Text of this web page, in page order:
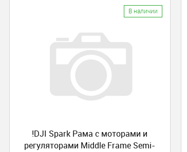
В наличии
!DJI Spark Рама с моторами и
регуляторами Middle Frame Semi-